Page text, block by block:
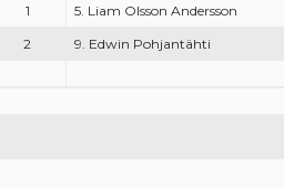
1
5. Liam Olsson Andersson
2
9. Edwin Pohjantähti